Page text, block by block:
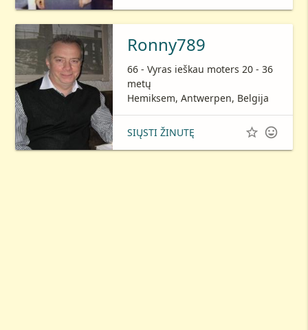
Ronny789
66 - Vyras ieškau moters 20 - 36
metų
Hemiksem, Antwerpen, Belgija
SIŲSTI ŽINUTĘ  